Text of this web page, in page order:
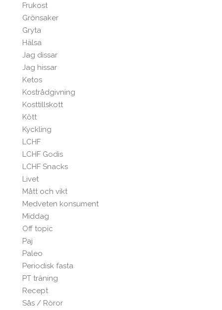
Frukost
Grönsaker
Gryta
Hälsa
Jag dissar
Jag hissar
Ketos
Kostrådgivning
Kosttillskott
Kött
Kyckling
LCHF
LCHF Godis
LCHF Snacks
Livet
Mått och vikt
Medveten konsument
Middag
Off topic
Paj
Paleo
Periodisk fasta
PT träning
Recept
Sås / Röror